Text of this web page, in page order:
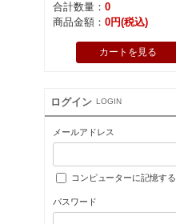
合計数量： 0
商品金額： 0円(税込)
カートを見る
ログイン LOGIN
メールアドレス
コンピューターに記憶する
パスワード